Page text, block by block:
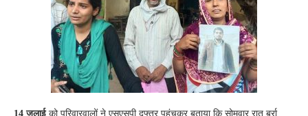
14 जुलाईको परिवारवालों ने एसएसपी दफ्तर पहुंचकर बताया कि सोमवार रात बर्रा